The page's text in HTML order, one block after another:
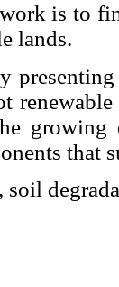
is to
lands.
that
soil